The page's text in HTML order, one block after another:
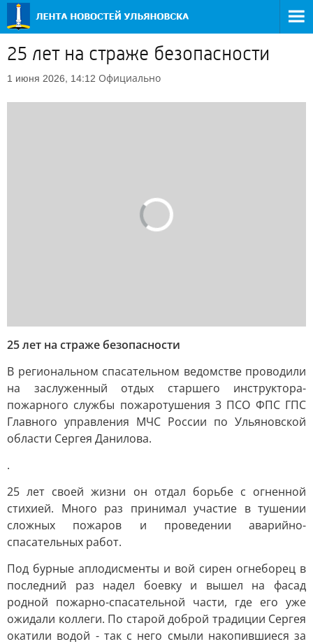
25 лет на страже безопасности
1 июня 2026, 14:12 Официально
25 лет на страже безопасности
В региональном спасательном ведомстве проводили
на заслуженный отдых старшего инструктора-
пожарного службы пожаротушения 3 ПСО ФПС ГПС
Главного управления МЧС России по Ульяновской
области Сергея Данилова.
.
25 лет своей жизни он отдал борьбе с огненной
стихией. Много раз принимал участие в тушении
сложных пожаров и проведении аварийно-
спасательных работ.
Под бурные аплодисменты и вой сирен огнеборец в
последний раз надел боевку и вышел на фасад
родной пожарно-спасательной части, где его уже
ожидали коллеги. По старой доброй традиции Сергея
окатили водой - так с него смыли накопившиеся за